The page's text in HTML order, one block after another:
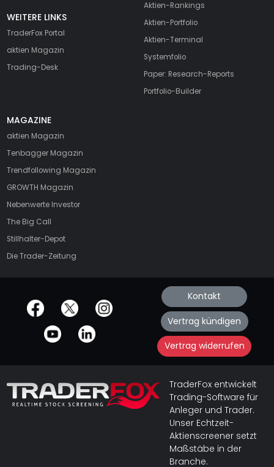
WEITERE LINKS
TraderFox Portal
aktien Magazin
Trading-Desk
Aktien-Rankings
Aktien-Portfolio
Aktien-Terminal
Systemfolio
Paper: Research-Reports
Portfolio-Builder
MAGAZINE
aktien Magazin
Tenbagger Magazin
Trendfollowing Magazin
GROWTH Magazin
Nebenwerte Investor
The Big Call
Stillhalter-Depot
Die Trader-Zeitung
offizielle Social Media-Accounts Kontakt
Vertrag kündigen
Vertrag widerrufen
TraderFox entwickelt
Trading-Software für
Anleger und Trader.
Unser Echtzeit-
Aktienscreener setzt
Maßstäbe in der
Branche.